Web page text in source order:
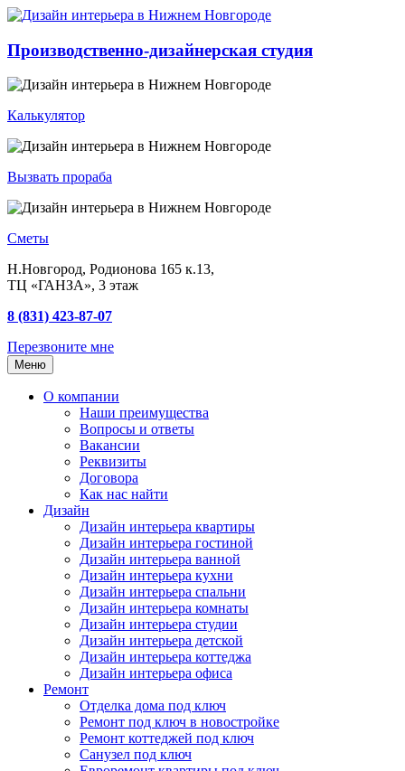
Производственно-дизайнерская студия
Калькулятор
Вызвать прораба
Сметы
Н.Новгород, Родионова 165 к.13,
ТЦ «ГАНЗА», 3 этаж
8 (831) 423-87-07
Перезвоните мне
Меню
О компании
Наши преимущества
Вопросы и ответы
Вакансии
Реквизиты
Договора
Как нас найти
Дизайн
Дизайн интерьера квартиры
Дизайн интерьера гостиной
Дизайн интерьера ванной
Дизайн интерьера кухни
Дизайн интерьера спальни
Дизайн интерьера комнаты
Дизайн интерьера студии
Дизайн интерьера детской
Дизайн интерьера коттеджа
Дизайн интерьера офиса
Ремонт
Отделка дома под ключ
Ремонт под ключ в новостройке
Ремонт коттеджей под ключ
Санузел под ключ